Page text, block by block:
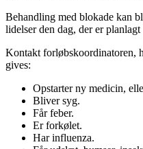
Behandling med blokade kan
lidelser den dag, der er
Kontakt forløbskoordinatoren,
gives:
Opstarter ny medicin,
Bliver syg.
Får feber.
Er forkølet.
Har influenza.